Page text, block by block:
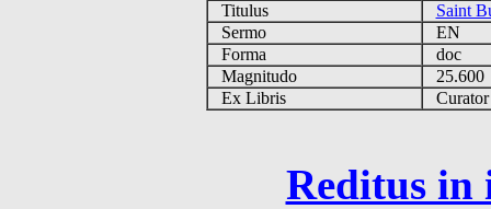
Titulus
Saint
Sermo
EN
Forma
doc
Magnitudo
Ex Libris
Curator
Reditus in